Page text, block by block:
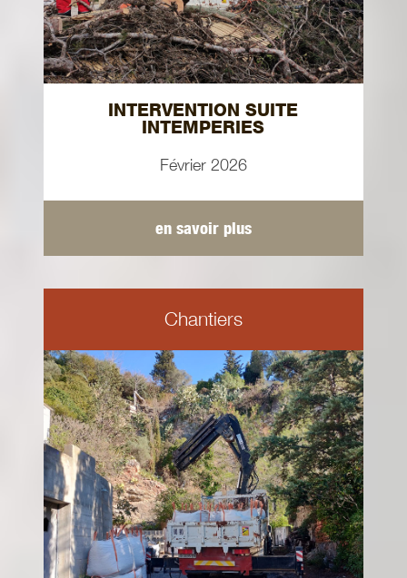
INTERVENTION SUITE
INTEMPERIES
Février 2026
en savoir plus
Chantiers